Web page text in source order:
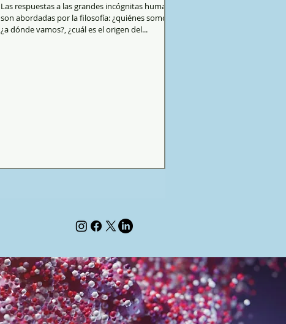
Las respuestas a las grandes incógnitas humanas
son abordadas por la filosofía: ¿quiénes somos?,
¿a dónde vamos?, ¿cuál es el origen del...